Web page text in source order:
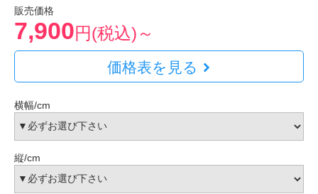
販売価格
7,900円(税込)～
価格表を見る
横幅/cm
縦/cm